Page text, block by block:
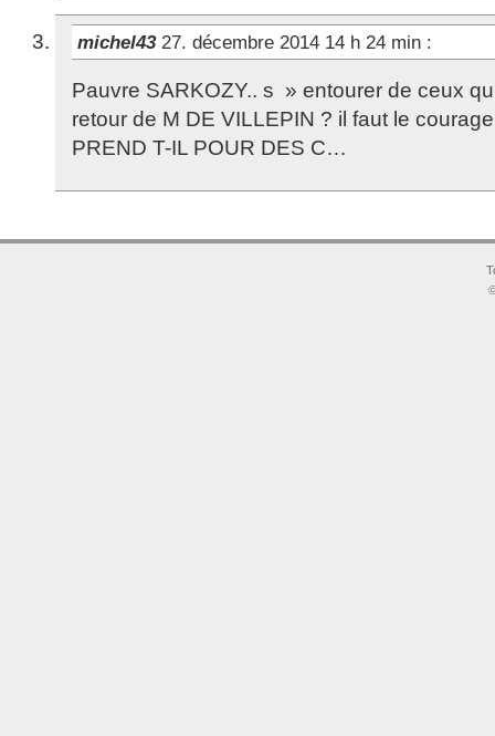
michel43 27. décembre 2014 14 h 24 min :
Pauvre SARKOZY.. s » entourer de ceux
retour de M DE VILLEPIN ? il faut le
PREND T-IL POUR DES C…